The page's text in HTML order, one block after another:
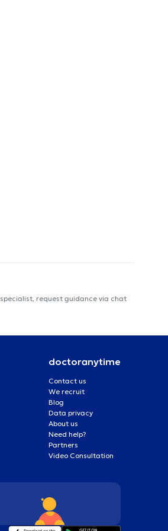
request guidance via chat
doctoranytime
Contact us
We recruit
Blog
Data privacy
About us
Need help?
Partners
Video Consultation